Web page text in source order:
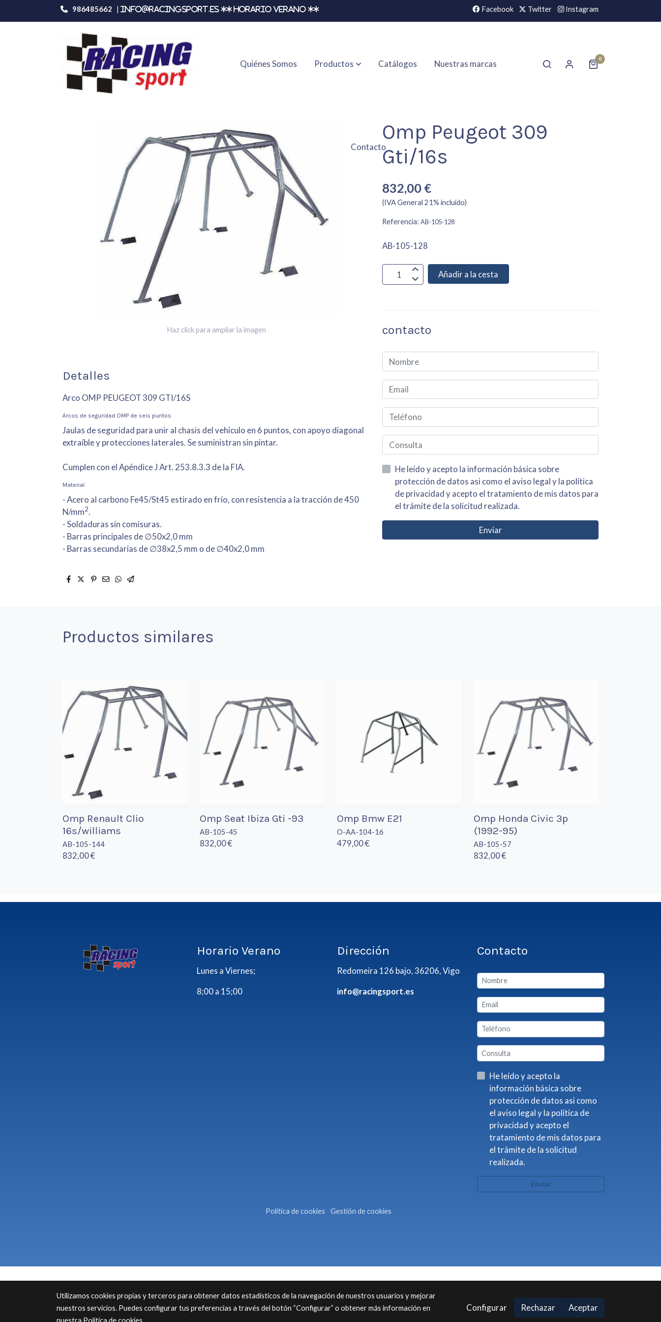
986485662 | info@racingsport.es ** HORARIO VERANO ** Facebook Twitter Instagram
Quiénes Somos Productos Catálogos Nuestras marcas
Contacto
0
Productos Omp Peugeot 309 Gti/16s
Haz click para ampliar la imagen
Detalles
Arco OMP PEUGEOT 309 GTI/16S
Arcos de seguridad OMP de seis puntos
Jaulas de seguridad para unir al chasis del vehículo en 6 puntos, con apoyo diagonal
extraíble y protecciones laterales. Se suministran sin pintar.
Cumplen con el Apéndice J Art. 253.8.3.3 de la FIA.
Material
- Acero al carbono Fe45/St45 estirado en frío, con resistencia a la tracción de 450
N/mm2.
- Soldaduras sin comisuras.
- Barras principales de ∅50x2,0 mm
- Barras secundarias de ∅38x2,5 mm o de ∅40x2,0 mm
Omp Peugeot 309
Gti/16s
832,00 €
(IVA General 21% incluido)
Referencia:AB-105-128
AB-105-128
Añadir a la cesta
contacto
He leído y acepto la información básica sobre
protección de datos asi como el aviso legal y la política
de privacidad y acepto el tratamiento de mis datos para
el trámite de la solicitud realizada.
Enviar
Productos similares
Omp Renault Clio
16s/williams
AB-105-144
832,00 €
Omp Seat Ibiza Gti -93
AB-105-45
832,00 €
Omp Bmw E21
O-AA-104-16
479,00 €
Omp Honda Civic 3p
(1992-95)
AB-105-57
832,00 €
Horario Verano
Lunes a Viernes;
8;00 a 15;00
Dirección
Redomeira 126 bajo, 36206, Vigo
info@racingsport.es
Contacto
He leído y acepto la
información básica sobre
protección de datos asi como
el aviso legal y la política de
privacidad y acepto el
tratamiento de mis datos para
el trámite de la solicitud
realizada.
Enviar
Política de cookies Gestión de cookies
Utilizamos cookies propias y terceros para obtener datos estadísticos de la navegación de nuestros usuarios y mejorar
nuestros servicios. Puedes configurar tus preferencias a través del botón “Configurar” o obtener más información en
Configurar Rechazar Aceptar